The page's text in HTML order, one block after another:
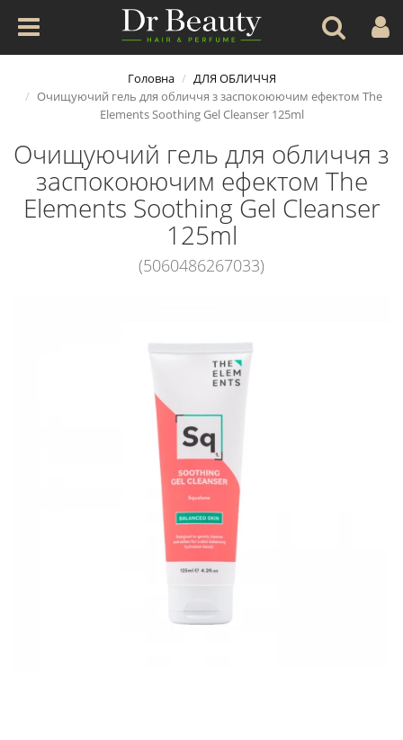
Головна
ДЛЯ ОБЛИЧЧЯ
Очищуючий гель для обличчя з заспокоюючим ефектом The
Elements Soothing Gel Cleanser 125ml
Очищуючий гель для обличчя з
заспокоюючим ефектом The
Elements Soothing Gel Cleanser
125ml
(5060486267033)